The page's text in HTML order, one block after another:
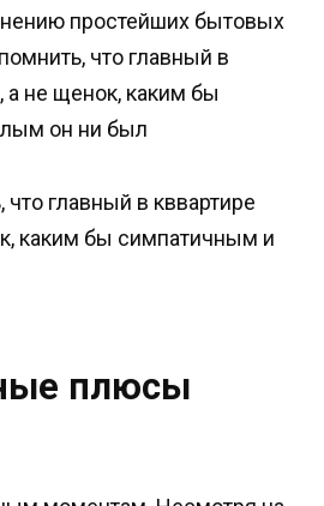
простейших бытовых
что главный в
а не щенок, каким бы
он ни был
главный в кввартире
каким бы симпатичным и
плюсы